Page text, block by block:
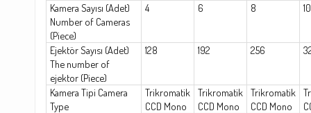
Kamera Sayısı (Adet)
Number of Cameras
(Piece)
4 6 8 10
Ejektör Sayısı (Adet)
The number of
ejektor (Piece)
128 192 256
Kamera Tipi Camera
Type
Trikromatik
CCD Mono
Trikromatik
CCD Mono
Trikromatik
CCD Mono